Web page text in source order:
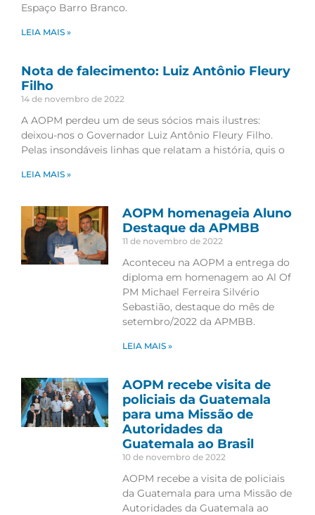
Espaço Barro Branco.
LEIA MAIS »
Nota de falecimento: Luiz Antônio Fleury
Filho
14 de novembro de 2022
A AOPM perdeu um de seus sócios mais ilustres:
deixou-nos o Governador Luiz Antônio Fleury Filho.
Pelas insondáveis linhas que relatam a história, quis o
LEIA MAIS »
AOPM homenageia Aluno
Destaque da APMBB
11 de novembro de 2022
Aconteceu na AOPM a entrega do
diploma em homenagem ao Al Of
PM Michael Ferreira Silvério
Sebastião, destaque do mês de
setembro/2022 da APMBB.
LEIA MAIS »
AOPM recebe visita de
policiais da Guatemala
para uma Missão de
Autoridades da
Guatemala ao Brasil
10 de novembro de 2022
AOPM recebe a visita de policiais
da Guatemala para uma Missão de
Autoridades da Guatemala ao